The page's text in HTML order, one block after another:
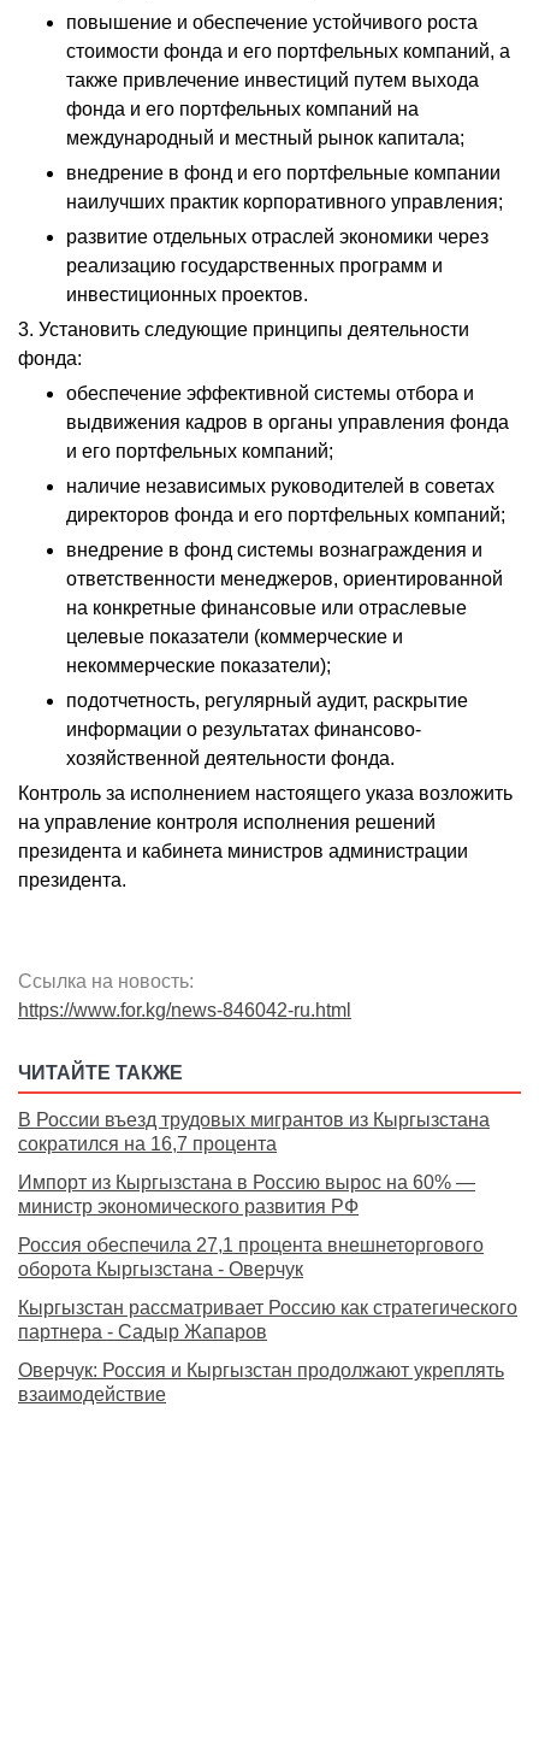
повышение и обеспечение устойчивого роста
стоимости фонда и его портфельных компаний, а
также привлечение инвестиций путем выхода
фонда и его портфельных компаний на
международный и местный рынок капитала;
внедрение в фонд и его портфельные компании
наилучших практик корпоративного управления;
развитие отдельных отраслей экономики через
реализацию государственных программ и
инвестиционных проектов.
3. Установить следующие принципы деятельности
фонда:
обеспечение эффективной системы отбора и
выдвижения кадров в органы управления фонда
и его портфельных компаний;
наличие независимых руководителей в советах
директоров фонда и его портфельных компаний;
внедрение в фонд системы вознаграждения и
ответственности менеджеров, ориентированной
на конкретные финансовые или отраслевые
целевые показатели (коммерческие и
некоммерческие показатели);
подотчетность, регулярный аудит, раскрытие
информации о результатах финансово-
хозяйственной деятельности фонда.
Контроль за исполнением настоящего указа возложить
на управление контроля исполнения решений
президента и кабинета министров администрации
президента.
Ссылка на новость:
https://www.for.kg/news-846042-ru.html
ЧИТАЙТЕ ТАКЖЕ
В России въезд трудовых мигрантов из Кыргызстана
сократился на 16,7 процента
Импорт из Кыргызстана в Россию вырос на 60% —
министр экономического развития РФ
Россия обеспечила 27,1 процента внешнеторгового
оборота Кыргызстана - Оверчук
Кыргызстан рассматривает Россию как стратегического
партнера - Садыр Жапаров
Оверчук: Россия и Кыргызстан продолжают укреплять
взаимодействие